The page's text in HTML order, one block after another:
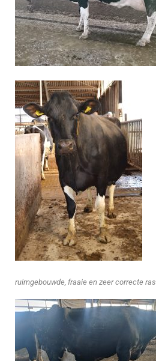
ruimgebouwde, fraaie en zeer correcte